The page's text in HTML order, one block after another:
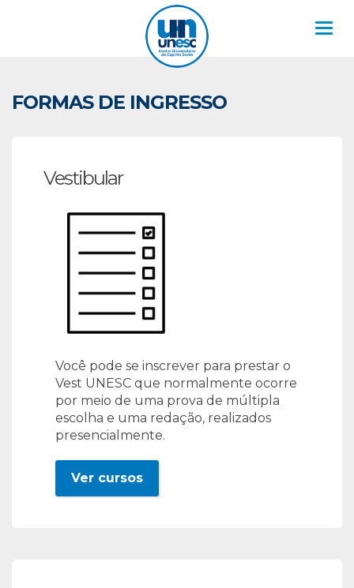
FORMAS DE INGRESSO
Vestibular
Você pode se inscrever para prestar o
Vest UNESC que normalmente ocorre
por meio de uma prova de múltipla
escolha e uma redação, realizados
presencialmente.
Ver cursos